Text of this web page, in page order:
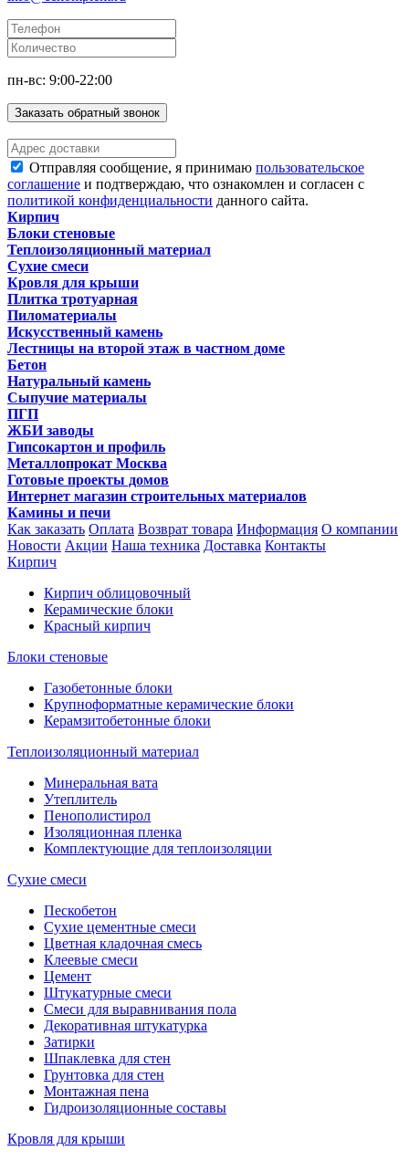
пн-вс: 9:00-22:00
Заказать обратный звонок
Отправляя сообщение, я принимаю пользовательское
соглашение и подтверждаю, что ознакомлен и согласен с
политикой конфиденциальности данного сайта.
Кирпич
Блоки стеновые
Теплоизоляционный материал
Сухие смеси
Кровля для крыши
Плитка тротуарная
Пиломатериалы
Искусственный камень
Лестницы на второй этаж в частном доме
Бетон
Натуральный камень
Сыпучие материалы
ПГП
ЖБИ заводы
Гипсокартон и профиль
Металлопрокат Москва
Готовые проекты домов
Интернет магазин строительных материалов
Камины и печи
Как заказать Оплата Возврат товара Информация О компании
Новости Акции Наша техника Доставка Контакты
Кирпич
Кирпич облицовочный
Керамические блоки
Красный кирпич
Блоки стеновые
Газобетонные блоки
Крупноформатные керамические блоки
Керамзитобетонные блоки
Теплоизоляционный материал
Минеральная вата
Утеплитель
Пенополистирол
Изоляционная пленка
Комплектующие для теплоизоляции
Сухие смеси
Пескобетон
Сухие цементные смеси
Цветная кладочная смесь
Клеевые смеси
Цемент
Штукатурные смеси
Смеси для выравнивания пола
Декоративная штукатурка
Затирки
Шпаклевка для стен
Грунтовка для стен
Монтажная пена
Гидроизоляционные составы
Кровля для крыши